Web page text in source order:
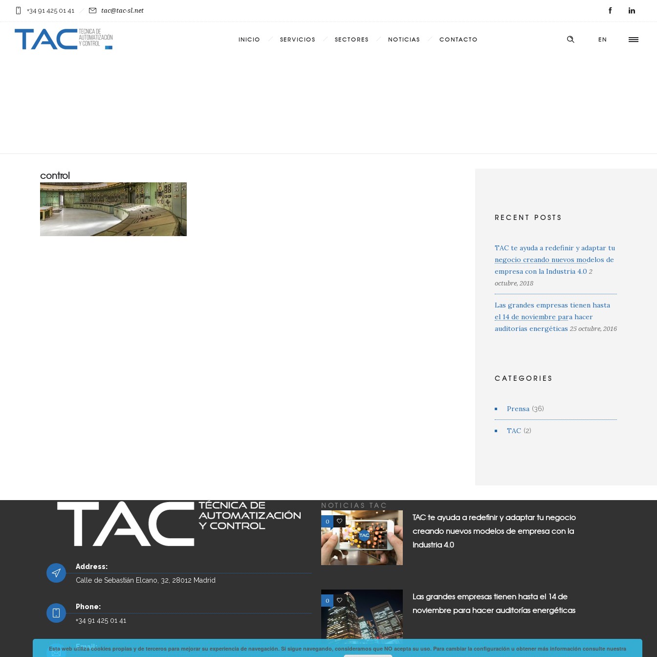
+34 91 425 01 41 tac@tac-sl.net
EN
INICIO SERVICIOS SECTORES NOTICIAS CONTACTO
control
RECENT POSTS
TAC te ayuda a redefinir y adaptar tu
negocio creando nuevos modelos de
empresa con la Industria 4.0 2
octubre, 2018
Las grandes empresas tienen hasta
el 14 de noviembre para hacer
auditorías energéticas 25 octubre, 2016
CATEGORIES
Prensa (36)
TAC (2)
Address:
Calle de Sebastián Elcano, 32, 28012 Madrid
Phone:
+34 91 425 01 41
Email:
NOTICIAS TAC
0 0
TAC te ayuda a redefinir y adaptar tu negocio
creando nuevos modelos de empresa con la
Industria 4.0
0 0
Las grandes empresas tienen hasta el 14 de
noviembre para hacer auditorías energéticas
Esta web utiliza cookies propias y de terceros para mejorar su experiencia de navegación. Si sigue navegando, consideramos que NO acepta su uso. Para cambiar la configuración u obtener más información consulte nuestra